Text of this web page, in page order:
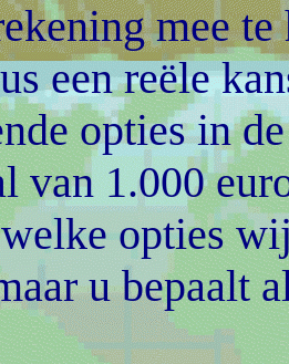
mee
een reële
opties in
van 1.000
opties
u bepaalt